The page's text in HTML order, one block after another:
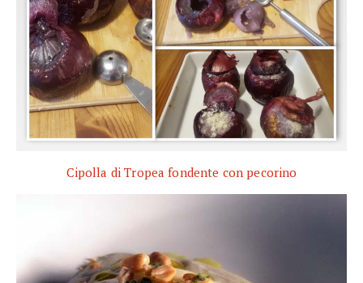
Cipolla di Tropea fondente con pecorino